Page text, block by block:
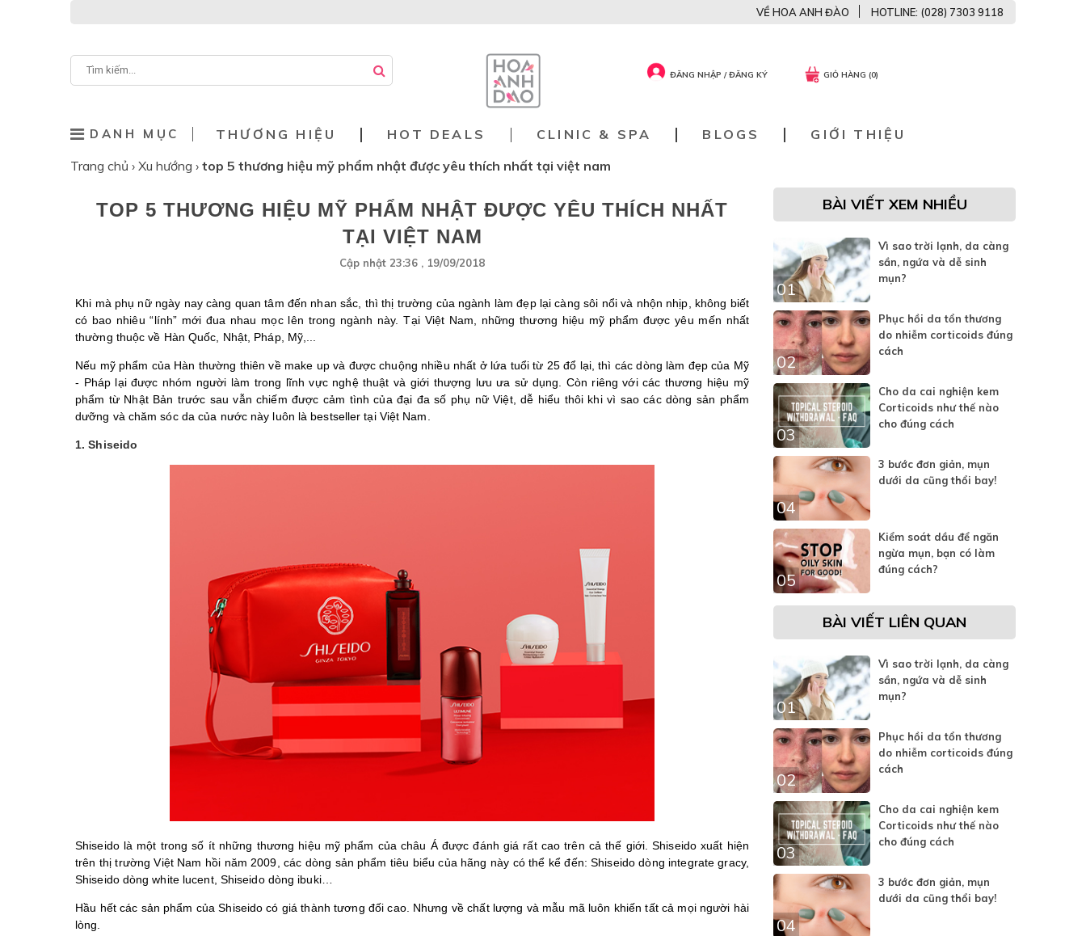
ĐĂNG NHẬP / ĐĂNG KÝ GIỎ HÀNG (0)
VỀ HOA ANH ĐÀO HOTLINE: (028) 7303 9118
DANH MỤC THƯƠNG HIỆU HOT DEALS CLINIC & SPA BLOGS
GIỚI THIỆU
Trang chủ › Xu hướng › top 5 thương hiệu mỹ phẩm nhật được yêu thích nhất tại việt nam
TOP 5 THƯƠNG HIỆU MỸ PHẨM NHẬT ĐƯỢC YÊU THÍCH NHẤT
TẠI VIỆT NAM
Cập nhật 23:36 , 19/09/2018
Khi mà phụ nữ ngày nay càng quan tâm đến nhan sắc, thì thị trường của ngành làm đẹp lại càng sôi nổi và nhộn nhịp, không biết
có bao nhiêu “lính” mới đua nhau mọc lên trong ngành này. Tại Việt Nam, những thương hiệu mỹ phẩm được yêu mến nhất
thường thuộc về Hàn Quốc, Nhật, Pháp, Mỹ,...
Nếu mỹ phẩm của Hàn thường thiên về make up và được chuộng nhiều nhất ở lứa tuổi từ 25 đổ lại, thì các dòng làm đẹp của Mỹ
- Pháp lại được nhóm người làm trong lĩnh vực nghệ thuật và giới thượng lưu ưa sử dụng. Còn riêng với các thương hiệu mỹ
phẩm từ Nhật Bản trước sau vẫn chiếm được cảm tình của đại đa số phụ nữ Việt, dễ hiểu thôi khi vì sao các dòng sản phẩm
dưỡng và chăm sóc da của nước này luôn là bestseller tại Việt Nam.
1. Shiseido
Shiseido là một trong số ít những thương hiệu mỹ phẩm của châu Á được đánh giá rất cao trên cả thế giới. Shiseido xuất hiện
trên thị trường Việt Nam hồi năm 2009, các dòng sản phẩm tiêu biểu của hãng này có thể kể đến: Shiseido dòng integrate gracy,
Shiseido dòng white lucent, Shiseido dòng ibuki…
Hầu hết các sản phẩm của Shiseido có giá thành tương đối cao. Nhưng về chất lượng và mẫu mã luôn khiến tất cả mọi người hài
lòng.
BÀI VIẾT XEM NHIỀU
01
Vì sao trời lạnh, da càng
sần, ngứa và dễ sinh
mụn?
02
Phục hồi da tổn thương
do nhiễm corticoids đúng
cách
03
Cho da cai nghiện kem
Corticoids như thế nào
cho đúng cách
04
3 bước đơn giản, mụn
dưới da cũng thổi bay!
05
Kiểm soát dầu để ngăn
ngừa mụn, bạn có làm
đúng cách?
BÀI VIẾT LIÊN QUAN
01
Vì sao trời lạnh, da càng
sần, ngứa và dễ sinh
mụn?
02
Phục hồi da tổn thương
do nhiễm corticoids đúng
cách
03
Cho da cai nghiện kem
Corticoids như thế nào
cho đúng cách
04
3 bước đơn giản, mụn
dưới da cũng thổi bay!